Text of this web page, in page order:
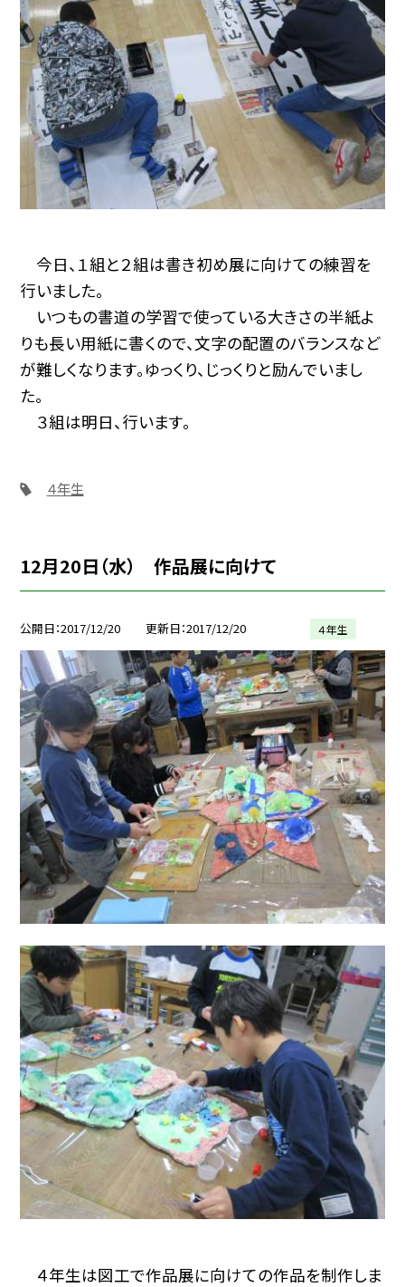
今日、１組と２組は書き初め展に向けての練習を
行いました。
いつもの書道の学習で使っている大きさの半紙よ
りも長い用紙に書くので、文字の配置のバランスなど
が難しくなります。ゆっくり、じっくりと励んでいまし
た。
３組は明日、行います。
４年生
12月20日（水） 作品展に向けて
公開日 2017/12/20 更新日 2017/12/20 ４年生
４年生は図工で作品展に向けての作品を制作しま